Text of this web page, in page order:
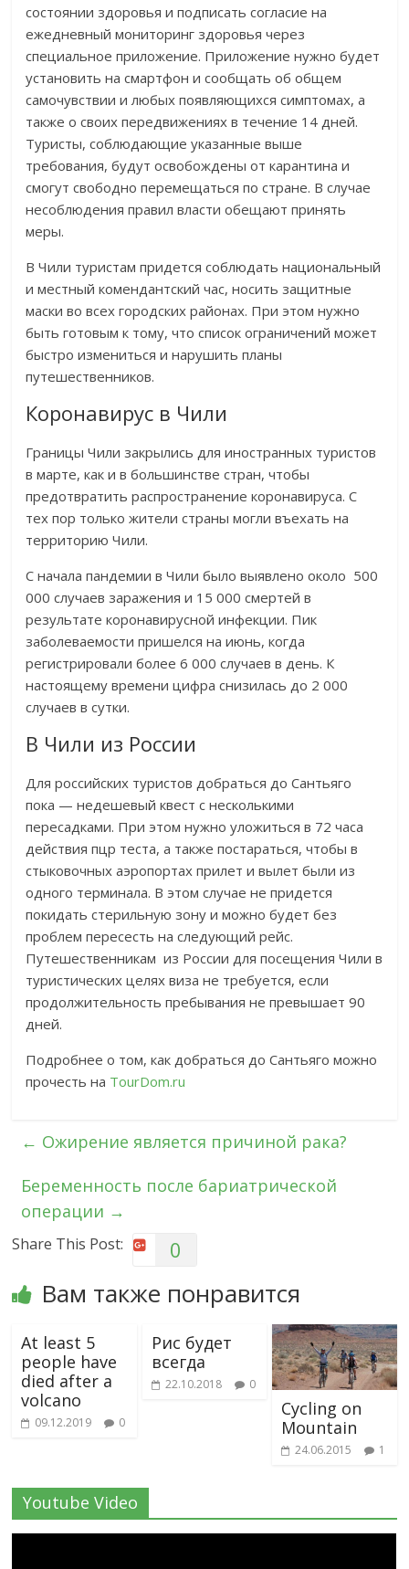
состоянии здоровья и подписать согласие на
ежедневный мониторинг здоровья через
специальное приложение. Приложение нужно будет
установить на смартфон и сообщать об общем
самочувствии и любых появляющихся симптомах, а
также о своих передвижениях в течение 14 дней.
Туристы, соблюдающие указанные выше
требования, будут освобождены от карантина и
смогут свободно перемещаться по стране. В случае
несоблюдения правил власти обещают принять
меры.
В Чили туристам придется соблюдать национальный
и местный комендантский час, носить защитные
маски во всех городских районах. При этом нужно
быть готовым к тому, что список ограничений может
быстро измениться и нарушить планы
путешественников.
Коронавирус в Чили
Границы Чили закрылись для иностранных туристов
в марте, как и в большинстве стран, чтобы
предотвратить распространение коронавируса. С
тех пор только жители страны могли въехать на
территорию Чили.
С начала пандемии в Чили было выявлено около 500
000 случаев заражения и 15 000 смертей в
результате коронавирусной инфекции. Пик
заболеваемости пришелся на июнь, когда
регистрировали более 6 000 случаев в день. К
настоящему времени цифра снизилась до 2 000
случаев в сутки.
В Чили из России
Для российских туристов добраться до Сантьяго
пока — недешевый квест с несколькими
пересадками. При этом нужно уложиться в 72 часа
действия пцр теста, а также постараться, чтобы в
стыковочных аэропортах прилет и вылет были из
одного терминала. В этом случае не придется
покидать стерильную зону и можно будет без
проблем пересесть на следующий рейс.
Путешественникам из России для посещения Чили в
туристических целях виза не требуется, если
продолжительность пребывания не превышает 90
дней.
Подробнее о том, как добраться до Сантьяго можно
прочесть на TourDom.ru
← Ожирение является причиной рака?
Беременность после бариатрической
операции →
Share This Post: 0
Вам также понравится
At least 5
people have
died after a
volcano
09.12.2019 0
Рис будет
всегда
22.10.2018 0
Cycling on
Mountain
24.06.2015 1
Youtube Video